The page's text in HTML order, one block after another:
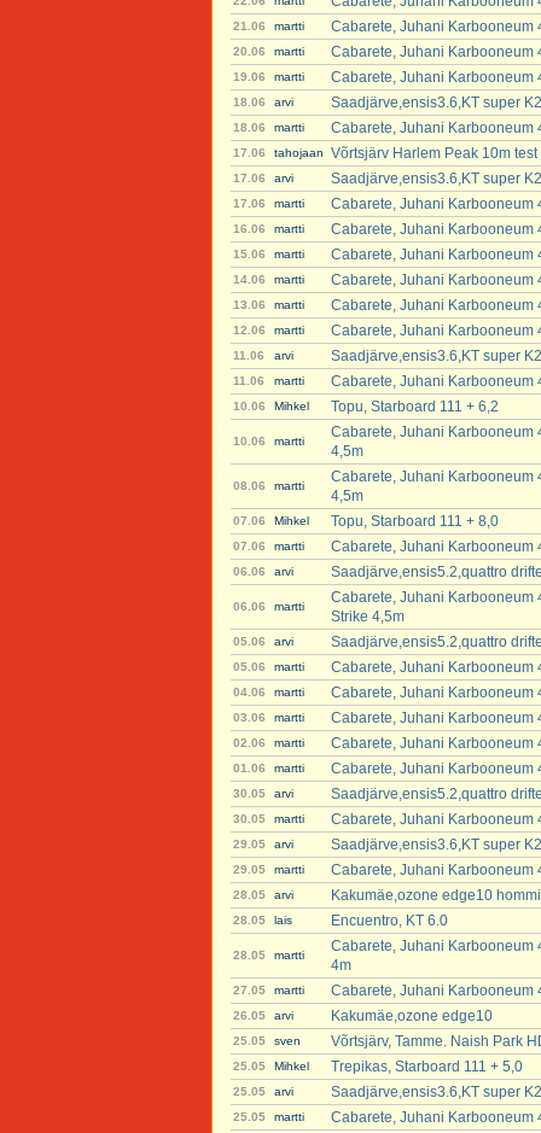
21.06 martti Cabarete, Juhani Karbooneum
20.06 martti Cabarete, Juhani Karbooneum
19.06 martti Cabarete, Juhani Karbooneum
18.06 arvi Saadjärve,ensis3.6,KT super
18.06 martti Cabarete, Juhani Karbooneum
17.06 tahojaan Võrtsjärv Harlem Peak 10m test
17.06 arvi Saadjärve,ensis3.6,KT super
17.06 martti Cabarete, Juhani Karbooneum
16.06 martti Cabarete, Juhani Karbooneum
15.06 martti Cabarete, Juhani Karbooneum
14.06 martti Cabarete, Juhani Karbooneum
13.06 martti Cabarete, Juhani Karbooneum
12.06 martti Cabarete, Juhani Karbooneum
11.06 arvi Saadjärve,ensis3.6,KT super
11.06 martti Cabarete, Juhani Karbooneum
10.06 Mihkel Topu, Starboard 111 + 6,2
10.06 martti
Cabarete, Juhani Karbooneum
4,5m
08.06 martti
Cabarete, Juhani Karbooneum
4,5m
07.06 Mihkel Topu, Starboard 111 + 8,0
07.06 martti Cabarete, Juhani Karbooneum
06.06 arvi Saadjärve,ensis5.2,quattro
06.06 martti
Cabarete, Juhani Karbooneum
Strike 4,5m
05.06 arvi Saadjärve,ensis5.2,quattro
05.06 martti Cabarete, Juhani Karbooneum
04.06 martti Cabarete, Juhani Karbooneum
03.06 martti Cabarete, Juhani Karbooneum
02.06 martti Cabarete, Juhani Karbooneum
01.06 martti Cabarete, Juhani Karbooneum
30.05 arvi Saadjärve,ensis5.2,quattro
30.05 martti Cabarete, Juhani Karbooneum
29.05 arvi Saadjärve,ensis3.6,KT super
29.05 martti Cabarete, Juhani Karbooneum
28.05 arvi Kakumäe,ozone edge10
28.05 lais Encuentro, KT 6.0
28.05 martti
Cabarete, Juhani Karbooneum
4m
27.05 martti Cabarete, Juhani Karbooneum
26.05 arvi Kakumäe,ozone edge10
25.05 sven Võrtsjärv, Tamme. Naish Park
25.05 Mihkel Trepikas, Starboard 111 + 5,0
25.05 arvi Saadjärve,ensis3.6,KT super
25.05 martti Cabarete, Juhani Karbooneum